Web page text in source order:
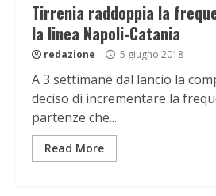
Tirrenia raddoppia la
la linea Napoli-Catania
redazione 5 giugno 2018
A 3 settimane dal lancio la
deciso di incrementare la
partenze che...
Read More